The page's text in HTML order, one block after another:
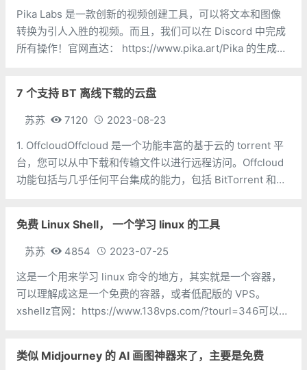
Pika Labs 是一款创新的视频创建工具，可以将文本和图像
转换为引人入胜的视频。而且，我们可以在 Discord 中完成
所有操作！官网直达： https://www.pika.art/Pika 的生成服
7 个支持 BT 离线下载的云盘
苏苏 7120
2023-08-23
1. OffcloudOffcloud 是一个功能丰富的基于云的 torrent 平
台，您可以从中下载和传输文件以进行远程访问。Offcloud
功能包括与几乎任何平台集成的能力，包括 BitTorrent 和
免费 Linux Shell， 一个学习 linux 的工具
苏苏 4854
2023-07-25
这是一个用来学习 linux 命令的地方，其实就是一个容器，
可以理解成这是一个免费的容器，或者低配版的 VPS。
xshellz官网：https://www.138vps.com/?tourl=346可以直
类似 Midjourney 的 AI 画图神器来了，主要是免费